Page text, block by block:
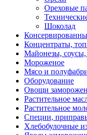
Ореховые
Шоколад
Концентраты,
Майонезы,
Мороженое
Мясо и
Оборудование
Овощи
Растительное
Растительное
Специи,
Хлебобулочные